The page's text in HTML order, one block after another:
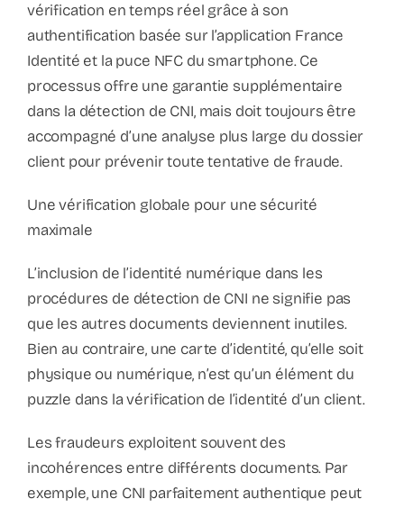
vérification en temps réel grâce à son
authentification basée sur l’application France
Identité et la puce NFC du smartphone. Ce
processus offre une garantie supplémentaire
dans la détection de CNI, mais doit toujours être
accompagné d’une analyse plus large du dossier
client pour prévenir toute tentative de fraude.
Une vérification globale pour une sécurité
maximale
L’inclusion de l’identité numérique dans les
procédures de détection de CNI ne signifie pas
que les autres documents deviennent inutiles.
Bien au contraire, une carte d’identité, qu’elle soit
physique ou numérique, n’est qu’un élément du
puzzle dans la vérification de l’identité d’un client.
Les fraudeurs exploitent souvent des
incohérences entre différents documents. Par
exemple, une CNI parfaitement authentique peut